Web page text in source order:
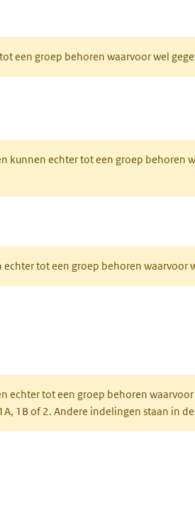
een groep behoren waarvoor wel
kunnen echter tot een groep behoren
tot een groep behoren waarvoor
echter tot een groep behoren
1B of 2. Andere indelingen staan in